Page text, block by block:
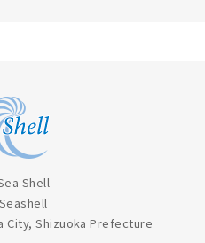
Shell
City, Shizuoka Prefecture